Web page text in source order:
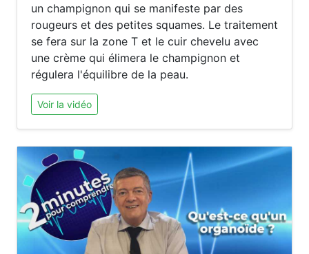
un champignon qui se manifeste par des
rougeurs et des petites squames. Le traitement
se fera sur la zone T et le cuir chevelu avec
une crème qui élimera le champignon et
régulera l'équilibre de la peau.
Voir la vidéo